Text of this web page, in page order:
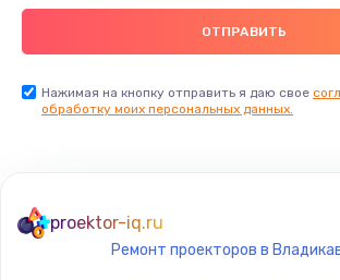
Нажимая на кнопку отправить я даю свое
обработку моих персональных данных.
proektor-iq.ru
Ремонт проекторов в